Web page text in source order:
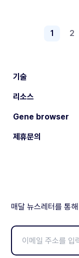
1 2
기술
리소스
Gene browser
제휴문의
매달 뉴스레터를 통